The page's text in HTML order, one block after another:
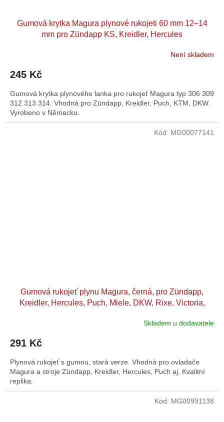
Gumová krytka Magura plynové rukojeti 60 mm 12–14
mm pro Zündapp KS, Kreidler, Hercules
Není skladem
245 Kč
Gumová krytka plynového lanka pro rukojeť Magura typ 306 309
312 313 314. Vhodná pro Zündapp, Kreidler, Puch, KTM, DKW.
Vyrobeno v Německu.
Gumová rukojeť plynu Magura, černá, pro Zündapp,
Kreidler, Hercules, Puch, Miele, DKW, Rixe, Victoria,
Prima, M, 220, Puch MaxiSkladem u dodavatele
291 Kč
Plynová rukojeť s gumou, stará verze. Vhodná pro ovladače
Magura a stroje Zündapp, Kreidler, Hercules, Puch aj. Kvalitní
replika.
Kód: MG00077141
Kód: MG00991138